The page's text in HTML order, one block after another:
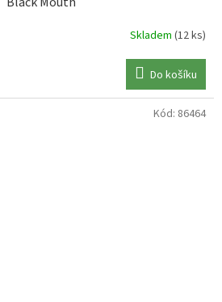
Skladem (12 ks)
Do košíku
Kód: 86464